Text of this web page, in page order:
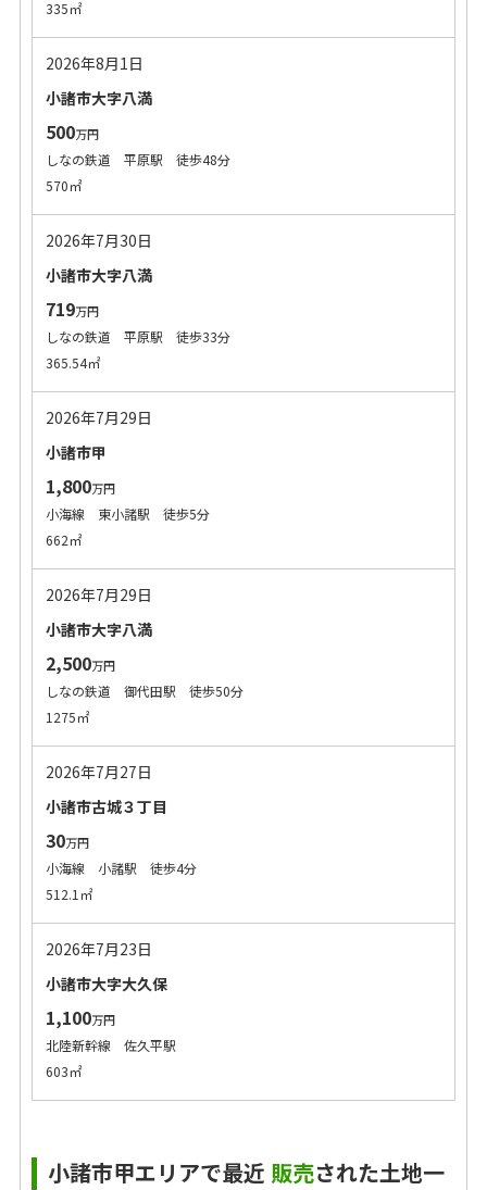
335㎡
2026年8月1日
小諸市大字八満
500万円
しなの鉄道 平原駅 徒歩48分
570㎡
2026年7月30日
小諸市大字八満
719万円
しなの鉄道 平原駅 徒歩33分
365.54㎡
2026年7月29日
小諸市甲
1,800万円
小海線 東小諸駅 徒歩5分
662㎡
2026年7月29日
小諸市大字八満
2,500万円
しなの鉄道 御代田駅 徒歩50分
1275㎡
2026年7月27日
小諸市古城３丁目
30万円
小海線 小諸駅 徒歩4分
512.1㎡
2026年7月23日
小諸市大字大久保
1,100万円
北陸新幹線 佐久平駅
603㎡
小諸市甲エリアで最近 販売された土地一